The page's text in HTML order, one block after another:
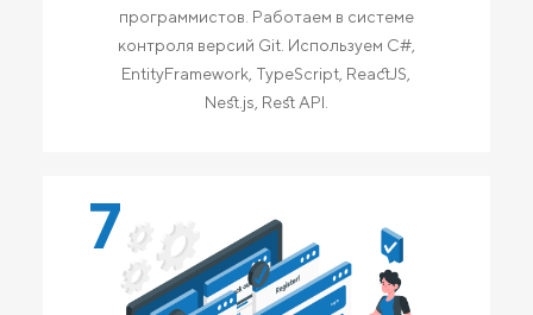
программистов. Работаем в системе
контроля версий Git. Используем C#,
EntityFramework, TypeScript, ReactJS,
Nest.js, Rest API.
7